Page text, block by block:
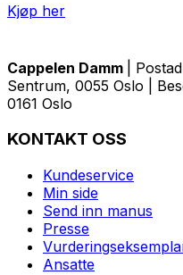
Kjøp her
Cappelen Damm
|
Sentrum, 0055 Oslo |
0161 Oslo
KONTAKT OSS
Kundeservice
Min side
Send inn manus
Presse
Ansatte